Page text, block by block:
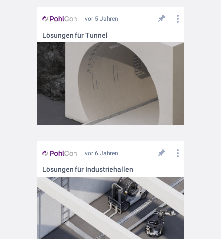
vor 5 Jahren
Lösungen für Tunnel
vor 6 Jahren
Lösungen für Industriehallen